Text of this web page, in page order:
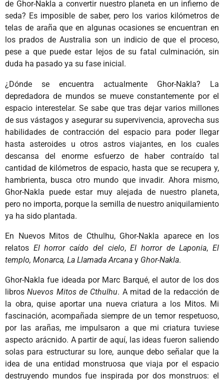
de Ghor-Nakla a convertir nuestro planeta en un infierno de
seda? Es imposible de saber, pero los varios kilómetros de
telas de araña que en algunas ocasiones se encuentran en
los prados de Australia son un indicio de que el proceso,
pese a que puede estar lejos de su fatal culminación, sin
duda ha pasado ya su fase inicial.
¿Dónde se encuentra actualmente Ghor-Nakla? La
depredadora de mundos se mueve constantemente por el
espacio interestelar. Se sabe que tras dejar varios millones
de sus vástagos y asegurar su supervivencia, aprovecha sus
habilidades de contracción del espacio para poder llegar
hasta asteroides u otros astros viajantes, en los cuales
descansa del enorme esfuerzo de haber contraído tal
cantidad de kilómetros de espacio, hasta que se recupera y,
hambrienta, busca otro mundo que invadir. Ahora mismo,
Ghor-Nakla puede estar muy alejada de nuestro planeta,
pero no importa, porque la semilla de nuestro aniquilamiento
ya ha sido plantada.
En Nuevos Mitos de Cthulhu, Ghor-Nakla aparece en los
relatos El horror caído del cielo,El horror de Laponia,El
templo, Monarca, La Llamada Arcana y Ghor-Nakla.
Ghor-Nakla fue ideada por Marc Barqué, el autor de los dos
librosNuevos Mitos de Cthulhu. A mitad de la redacción de
la obra, quise aportar una nueva criatura a los Mitos. Mi
fascinación, acompañada siempre de un temor respetuoso,
por las arañas, me impulsaron a que mi criatura tuviese
aspecto arácnido. A partir de aquí, las ideas fueron saliendo
solas para estructurar su lore, aunque debo señalar que la
idea de una entidad monstruosa que viaja por el espacio
destruyendo mundos fue inspirada por dos monstruos: el